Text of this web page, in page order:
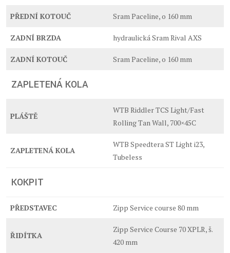
PŘEDNÍ KOTOUČ Sram Paceline, o 160 mm
ZADNÍ BRZDA hydraulická Sram Rival AXS
ZADNÍ KOTOUČ Sram Paceline, o 160 mm
ZAPLETENÁ KOLA
PLÁŠTĚ
WTB Riddler TCS Light/Fast
Rolling Tan Wall, 700×45C
ZAPLETENÁ KOLA
WTB Speedtera ST Light i23,
Tubeless
KOKPIT
PŘEDSTAVEC Zipp Service course 80 mm
ŘIDÍTKA
Zipp Service Course 70 XPLR, š.
420 mm